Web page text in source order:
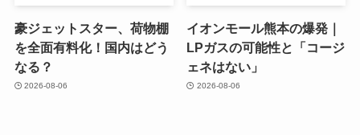
豪ジェットスター、荷物棚
を全面有料化！国内はどう
なる？
2026-08-06
イオンモール熊本の爆発｜
LPガスの可能性と「コージ
ェネはない」
2026-08-06